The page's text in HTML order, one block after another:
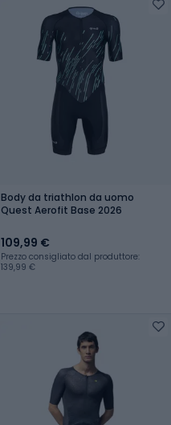
Body da triathlon da uomo
Quest Aerofit Base 2026
109,99 €
Prezzo consigliato dal produttore:
139,99 €